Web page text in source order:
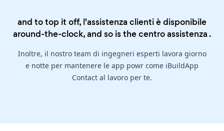
and to top it off, l'assistenza clienti è disponibile
around-the-clock, and so is thecentro assistenza .
Inoltre, il nostro team di ingegneri esperti lavora giorno
e notte per mantenere le app powr come iBuildApp
Contact al lavoro per te.